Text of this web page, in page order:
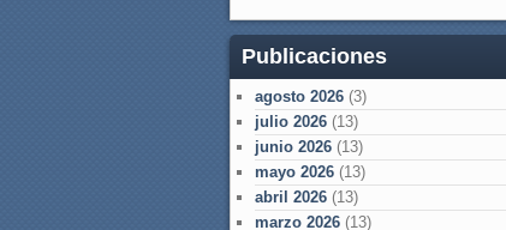
Publicaciones
agosto 2026 (3)
julio 2026 (13)
junio 2026 (13)
mayo 2026 (13)
abril 2026 (13)
marzo 2026 (13)